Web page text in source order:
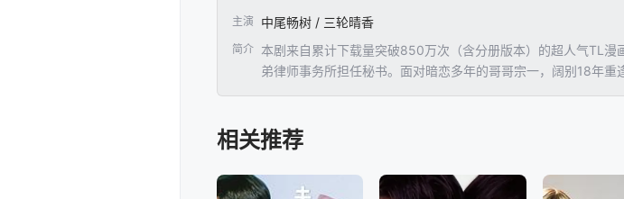
主演 中尾畅树 / 三轮晴香
简介 本剧来自累计下载量突破850万次（含分册版本）的超人气TL
弟律师事务所担任秘书。面对暗恋多年的哥哥宗一，阔别18年
相关推荐